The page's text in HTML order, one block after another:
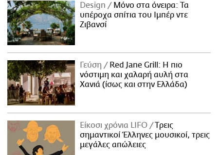
Design
Μόνο στα όνειρα: Τα
υπέροχα σπίτια του Ιμπέρ ντε
Ζιβανσί
Γεύση
Red Jane Grill: Η πιο
νόστιμη και χαλαρή αυλή στα
Χανιά (ίσως και στην Ελλάδα)
Είκοσι χρόνια LIFO
Tρεις
σημαντικοί Έλληνες μουσικοί, τρεις
μεγάλες απώλειες